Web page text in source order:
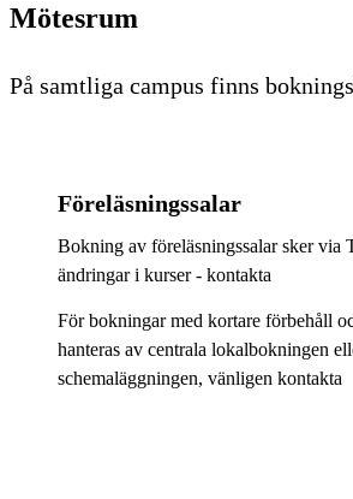
Mötesrum
På samtliga campus finns
Föreläsningssalar
Bokning av föreläsningssalar sker via
ändringar i kurser - kontakta
För bokningar med kortare förbehåll
hanteras av centrala lokalbokningen
schemaläggningen, vänligen kontakta